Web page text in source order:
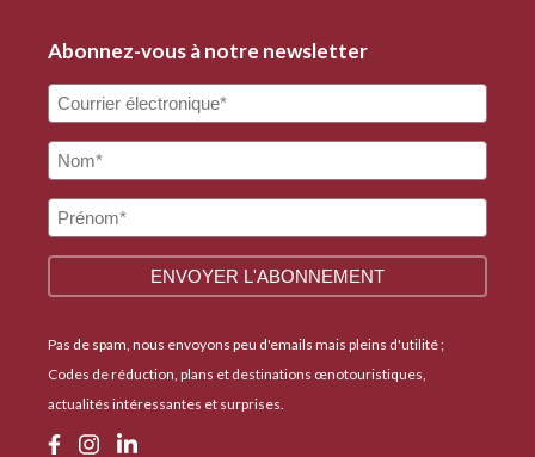
Abonnez-vous à notre newsletter
Pas de spam, nous envoyons peu d'emails mais pleins d'utilité ;
Codes de réduction, plans et destinations œnotouristiques,
actualités intéressantes et surprises.